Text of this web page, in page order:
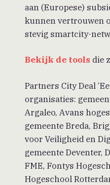
aan (Europese)
kunnen vertrouwen
stevig smartcity-
Bekijk de tools die
Partners City Deal
organisaties:
Argaleo, Avans
gemeente Breda,
voor Veiligheid en
gemeente Deventer,
FME, Fontys
Hogeschool